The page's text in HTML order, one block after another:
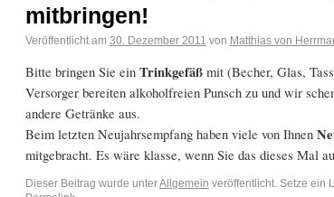
mitbringen!
Veröffentlicht am 30. Dezember 2011 von Matthias von
Bitte bringen Sie ein Trinkgefäß mit (Becher, Glas,
Versorger bereiten alkoholfreien Punsch zu und wir
andere Getränke aus.
Beim letzten Neujahrsempfang haben viele von Ihnen
mitgebracht. Es wäre klasse, wenn Sie das dieses Mal
Dieser Beitrag wurde unterAllgemein veröffentlicht. Setze ein